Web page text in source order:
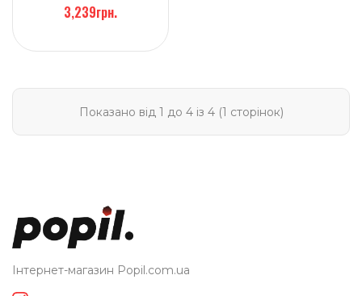
3,239грн.
Показано від 1 до 4 із 4 (1 сторінок)
Інтернет-магазин Popil.com.ua